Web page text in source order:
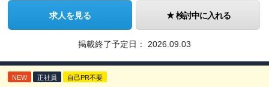
求人を見る 検討中に入れる
掲載終了予定日： 2026.09.03
NEW 正社員 自己PR不要